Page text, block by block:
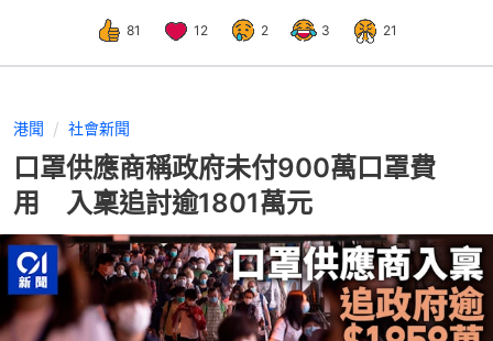
81 12 2 3 21
港聞 社會新聞
口罩供應商稱政府未付900萬口罩費
用 入稟追討逾1801萬元